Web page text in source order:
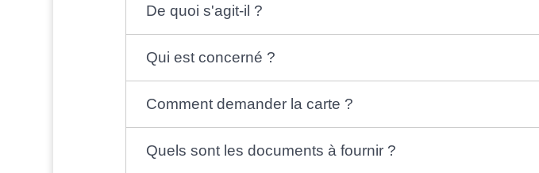
De quoi s'agit-il ?
Qui est concerné ?
Comment demander la carte ?
Quels sont les documents à fournir ?